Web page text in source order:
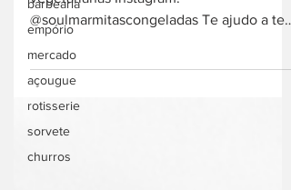
barbearia
empório
mercado
açougue
rotisserie
sorvete
churros
vegetarianas Instagram:
uma alimentação saudável, nutritiva e...